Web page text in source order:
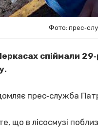
Фото:
спіймали
прес‐служба
що в лісосмузі